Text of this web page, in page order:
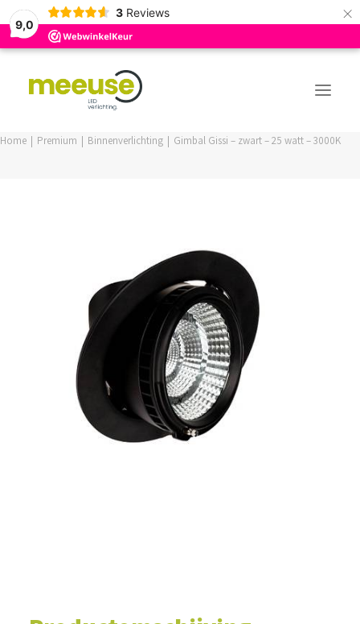
9,0
3 Reviews ×
LOGIN / REGISTER
WINKELWAGEN
Home Premium Binnenverlichting Gimbal Gissi – zwart – 25 watt – 3000K